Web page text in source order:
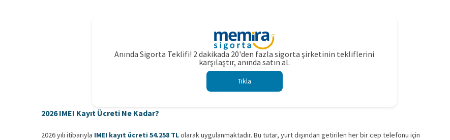
Anında Sigorta Teklifi! 2 dakikada 20'den fazla sigorta şirketinin tekliflerini
karşılaştır, anında satın al.
Tıkla
2026 IMEI Kayıt Ücreti Ne Kadar?
2026 yılı itibarıyla IMEI kayıt ücreti 54.258 TLolarak uygulanmaktadır. Bu tutar, yurt dışından getirilen her bir cep telefonu için